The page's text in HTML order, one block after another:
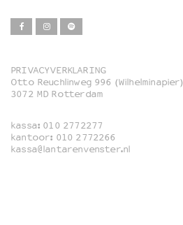
Film
Familie
Film in English
PRIVACYVERKLARING
Otto Reuchlinweg 996 (Wilhelminapier)
3072 MD Rotterdam
kassa: 010 2772277
kantoor: 010 2772266
kassa@lantarenvenster.nl